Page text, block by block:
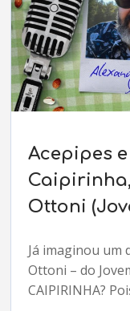
Acepipes
Ottoni
Já imaginou um
Ottoni – do
CAIPIRINHA?